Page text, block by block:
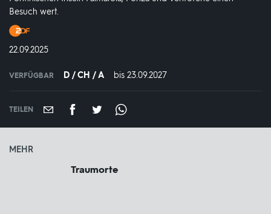
Besuch wert.
Produktionsland
und
jahr:
DATUM:
22.09.2025
VERFÜGBAR D / CH / A bis 23.09.2027
TEILEN
MEHR
Traumorte